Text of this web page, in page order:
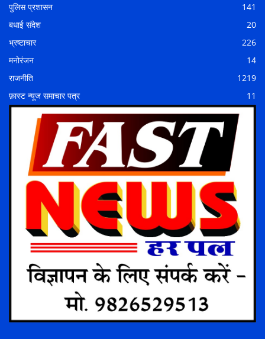
पुलिस प्रशासन
141
बधाई संदेश
20
भ्रष्टाचार
226
मनोरंजन
14
राजनीति
1219
फ़ास्ट न्यूज समाचार पत्र
11